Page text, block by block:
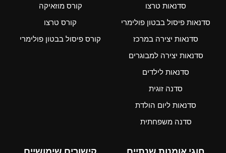
סדנאות טרצו
סדנאות פיסול בבטון פולימרי
סדנאות יצירה במרכז
סדנאות יצירה למבוגרים
סדנאות לילדים
סדנה זוגית
סדנאות ליום הולדת
סדנה משפחתית
קורס מוזאיקה
קורס טרצו
קורס פיסול בבטון פולימרי